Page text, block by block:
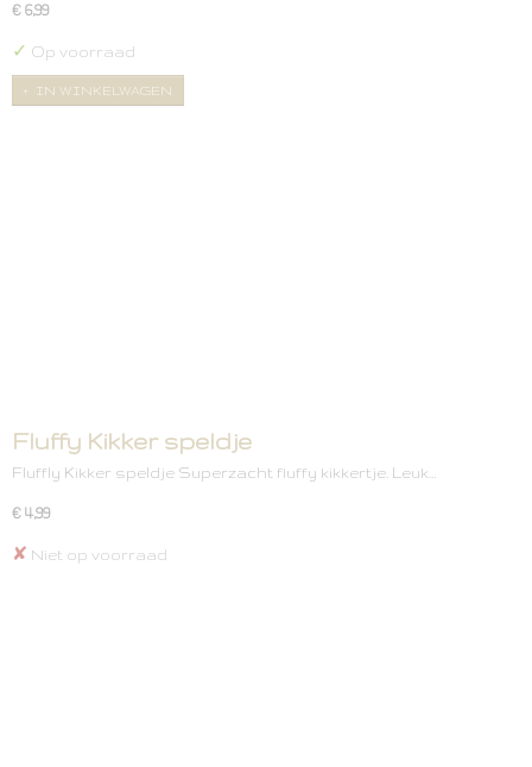
€ 6,99
✓ Op voorraad
IN WINKELWAGEN
Fluffy Kikker speldje
Fluffly Kikker speldje Superzacht fluffy kikkertje. Leuk…
€ 4,99
✘ Niet op voorraad